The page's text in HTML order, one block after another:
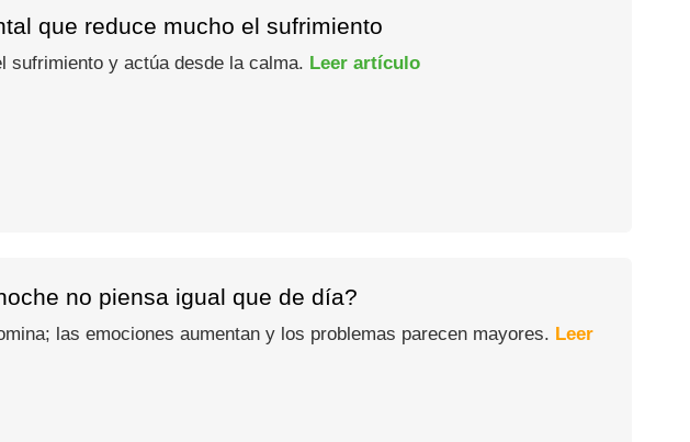
que reduce mucho el sufrimiento
sufrimiento y actúa desde la calma. Leer artículo
no piensa igual que de día?
las emociones aumentan y los problemas parecen mayores. Leer